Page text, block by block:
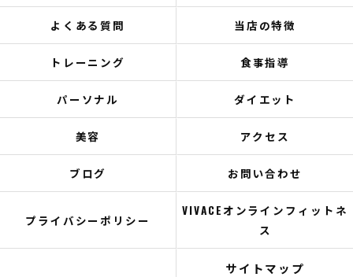
よくある質問 当店の特徴
トレーニング 食事指導
パーソナル ダイエット
美容 アクセス
ブログ お問い合わせ
プライバシーポリシー
VIVACEオンラインフィットネ
ス
サイトマップ